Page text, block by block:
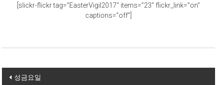
[slickr-flickr tag=”EasterVigil2017″ items=”23″ flickr_link=”on”
captions=”off”]
Post navigation
성금요일